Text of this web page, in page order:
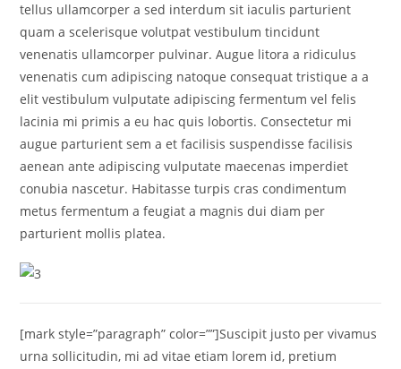
tellus ullamcorper a sed interdum sit iaculis parturient
quam a scelerisque volutpat vestibulum tincidunt
venenatis ullamcorper pulvinar. Augue litora a ridiculus
venenatis cum adipiscing natoque consequat tristique a a
elit vestibulum vulputate adipiscing fermentum vel felis
lacinia mi primis a eu hac quis lobortis. Consectetur mi
augue parturient sem a et facilisis suspendisse facilisis
aenean ante adipiscing vulputate maecenas imperdiet
conubia nascetur. Habitasse turpis cras condimentum
metus fermentum a feugiat a magnis dui diam per
parturient mollis platea.
[mark style=”paragraph” color=””]Suscipit justo per vivamus
urna sollicitudin, mi ad vitae etiam lorem id, pretium